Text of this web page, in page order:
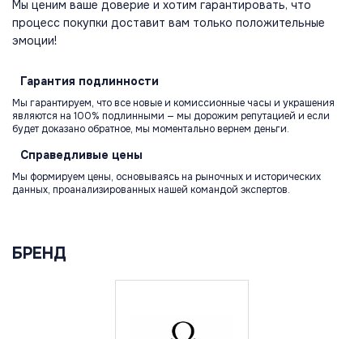
Мы ценим ваше доверие и хотим гарантировать, что
процесс покупки доставит вам только положительные
эмоции!
Гарантия подлинности
Мы гарантируем, что все новые и комиссионные часы и украшения
являются на 100% подлинными — мы дорожим репутацией и если
будет доказано обратное, мы моментально вернем деньги.
Справедливые цены
Мы формируем цены, основываясь на рыночных и исторических
данных, проанализированных нашей командой экспертов.
БРЕНД